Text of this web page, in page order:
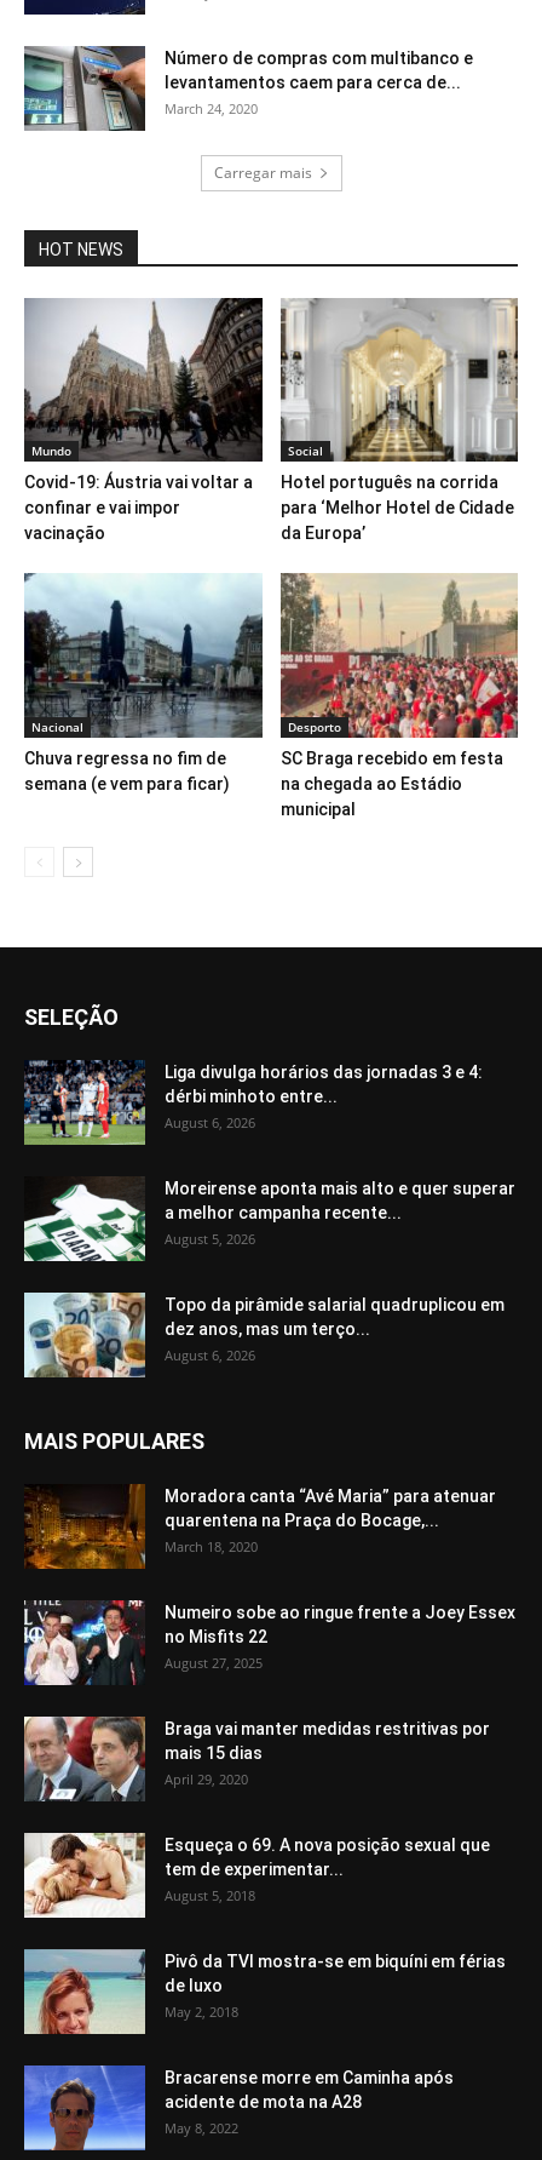
Número de compras com multibanco e
levantamentos caem para cerca de...
March 24, 2020
Carregar mais
HOT NEWS
Mundo
Covid-19: Áustria vai voltar a
confinar e vai impor
vacinação
Social
Hotel português na corrida
para ‘Melhor Hotel de Cidade
da Europa’
Nacional
Chuva regressa no fim de
semana (e vem para ficar)
Desporto
SC Braga recebido em festa
na chegada ao Estádio
municipal
SELEÇÃO
Liga divulga horários das jornadas 3 e 4:
dérbi minhoto entre...
August 6, 2026
Moreirense aponta mais alto e quer superar
a melhor campanha recente...
August 5, 2026
Topo da pirâmide salarial quadruplicou em
dez anos, mas um terço...
August 6, 2026
MAIS POPULARES
Moradora canta “Avé Maria” para atenuar
quarentena na Praça do Bocage,...
March 18, 2020
Numeiro sobe ao ringue frente a Joey Essex
no Misfits 22
August 27, 2025
Braga vai manter medidas restritivas por
mais 15 dias
April 29, 2020
Esqueça o 69. A nova posição sexual que
tem de experimentar...
August 5, 2018
Pivô da TVI mostra-se em biquíni em férias
de luxo
May 2, 2018
Bracarense morre em Caminha após
acidente de mota na A28
May 8, 2022